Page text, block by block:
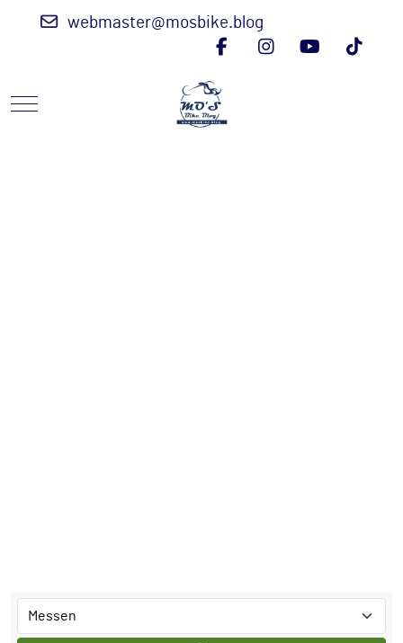
webmaster@mosbike.blog
Mobile Menu Toggle